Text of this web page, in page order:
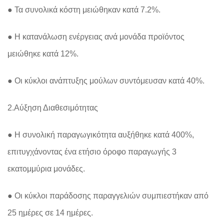
● Τα συνολικά κόστη μειώθηκαν κατά 7.2%.
● Η κατανάλωση ενέργειας ανά μονάδα προϊόντος
μειώθηκε κατά 12%.
● Οι κύκλοι ανάπτυξης μούλων συντόμευσαν κατά 40%.
2.Αύξηση Διαθεσιμότητας
● Η συνολική παραγωγικότητα αυξήθηκε κατά 400%,
επιτυγχάνοντας ένα ετήσιο όροφο παραγωγής 3
εκατομμύρια μονάδες.
● Οι κύκλοι παράδοσης παραγγελιών συμπιεστήκαν από
25 ημέρες σε 14 ημέρες.